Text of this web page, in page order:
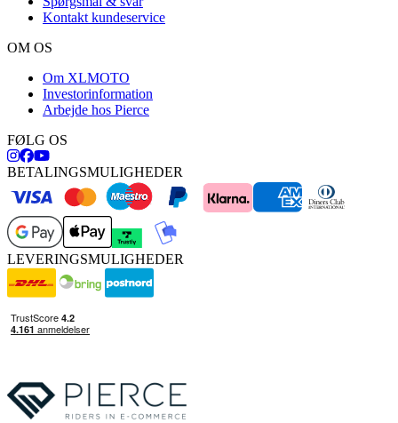
Kontakt kundeservice
OM OS
Om XLMOTO
Investorinformation
Arbejde hos Pierce
FØLG OS
BETALINGSMULIGHEDER
LEVERINGSMULIGHEDER